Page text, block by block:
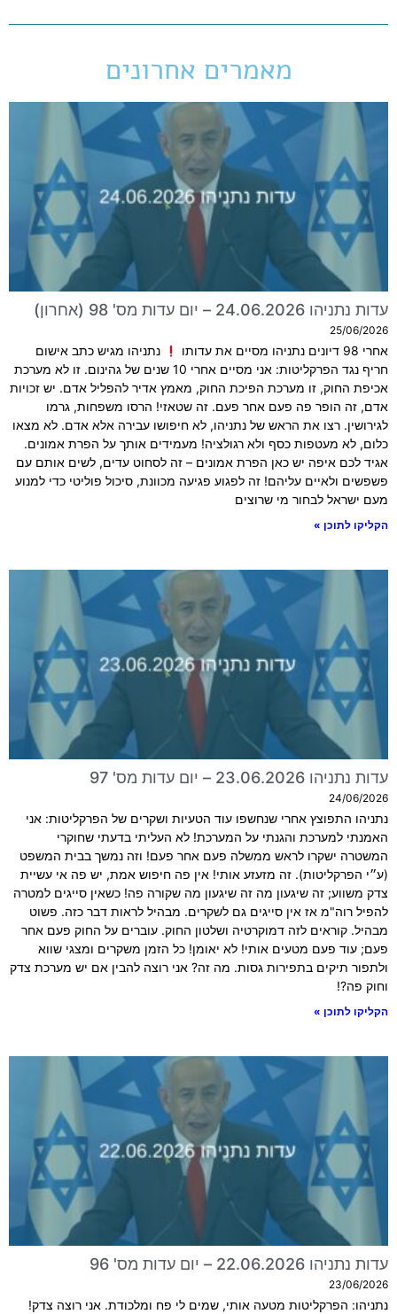
מאמרים אחרונים
עדות נתניהו 24.06.2026 – יום עדות מס' 98 (אחרון)
25/06/2026
אחרי 98 דיונים נתניהו מסיים את עדותו
נתניהו מגיש כתב אישום
חריף נגד הפרקליטות: אני מסיים אחרי 10 שנים של גהינום. זו לא מערכת
אכיפת החוק, זו מערכת הפיכת החוק, מאמץ אדיר להפליל אדם. יש זכויות
אדם, זה הופר פה פעם אחר פעם. זה שטאזי! הרסו משפחות, גרמו
לגירושין. רצו את הראש של נתניהו, לא חיפושו עבירה אלא אדם. לא מצאו
כלום, לא מעטפות כסף ולא רגולציה! מעמידים אותך על הפרת אמונים.
אגיד לכם איפה יש כאן הפרת אמונים – זה לסחוט עדים, לשים אותם עם
פשפשים ולאיים עליהם! זה לפגוע פגיעה מכוונת, סיכול פוליטי כדי למנוע
מעם ישראל לבחור מי שרוצים
הקליקו לתוכן »
עדות נתניהו 23.06.2026 – יום עדות מס' 97
24/06/2026
נתניהו התפוצץ אחרי שנחשפו עוד הטעיות ושקרים של הפרקליטות: אני
האמנתי למערכת והגנתי על המערכת! לא העליתי בדעתי שחוקרי
המשטרה ישקרו לראש ממשלה פעם אחר פעם! וזה נמשך בבית המשפט
(ע״י הפרקליטות). זה מזעזע אותי! אין פה חיפוש אמת, יש פה אי עשיית
צדק משווע; זה שיגעון מה זה שיגעון מה שקורה פה! כשאין סייגים למטרה
להפיל רוה"מ אז אין סייגים גם לשקרים. מבהיל לראות דבר כזה. פשוט
מבהיל. קוראים לזה דמוקרטיה ושלטון החוק. עוברים על החוק פעם אחר
פעם; עוד פעם מטעים אותי! לא יאומן! כל הזמן משקרים ומצגי שווא
ולתפור תיקים בתפירות גסות. מה זה? אני רוצה להבין אם יש מערכת צדק
וחוק פה?!
הקליקו לתוכן »
עדות נתניהו 22.06.2026 – יום עדות מס' 96
23/06/2026
נתניהו: הפרקליטות מטעה אותי, שמים לי פח ומלכודת. אני רוצה צדק!